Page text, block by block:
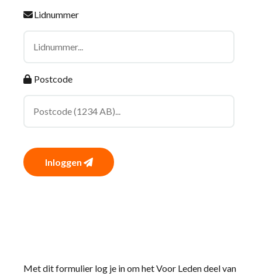
Lidnummer
Postcode
Inloggen
Met dit formulier log je in om het Voor Leden deel van